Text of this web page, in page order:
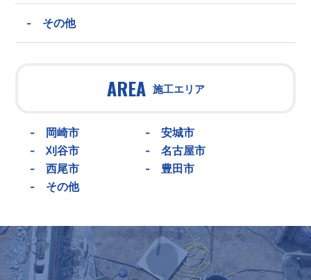
- その他
AREA 施工エリア
- 岡崎市 -安城市
- 刈谷市 -名古屋市
- 西尾市 -豊田市
- その他